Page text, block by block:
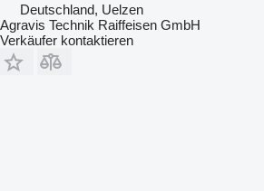
Deutschland, Uelzen
Agravis Technik Raiffeisen GmbH
Verkäufer kontaktieren